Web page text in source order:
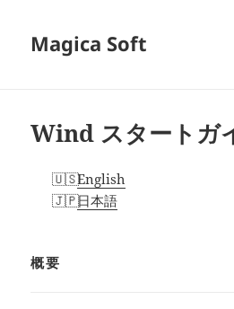
Magica Soft
Wind スタートガ
English
日本語
概要